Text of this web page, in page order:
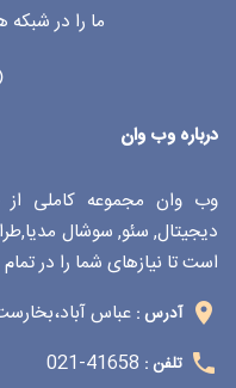
درباره وب وان
وب وان مجموعه کاملی از
دیجیتال, سئو, سوشال
است تا نیازهای شما را در
آدرس : عباس آباد،بخارست
تلفن : 41658-021
ما را در شبکه